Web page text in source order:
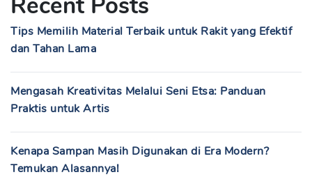
Tips Memilih Material Terbaik untuk Rakit yang Efektif
dan Tahan Lama
Mengasah Kreativitas Melalui Seni Etsa: Panduan
Praktis untuk Artis
Kenapa Sampan Masih Digunakan di Era Modern?
Temukan Alasannya!